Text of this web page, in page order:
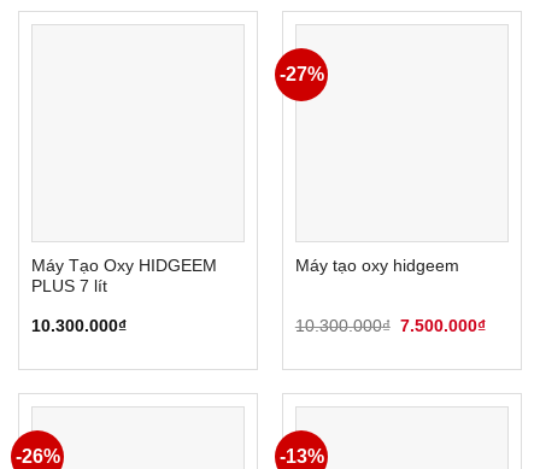
Máy Tạo Oxy HIDGEEM
PLUS 7 lít
10.300.000₫
-27%
Máy tạo oxy hidgeem
10.300.000₫ Giá
10.300.000₫.
7.500.000₫Giá
là:
-26% -13%